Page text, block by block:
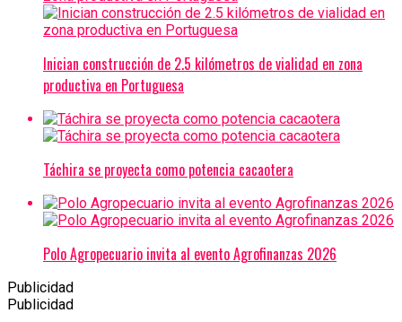
Inician construcción de 2.5 kilómetros de vialidad en zona
productiva en Portuguesa
Táchira se proyecta como potencia cacaotera
Polo Agropecuario invita al evento Agrofinanzas 2026
Publicidad
Publicidad